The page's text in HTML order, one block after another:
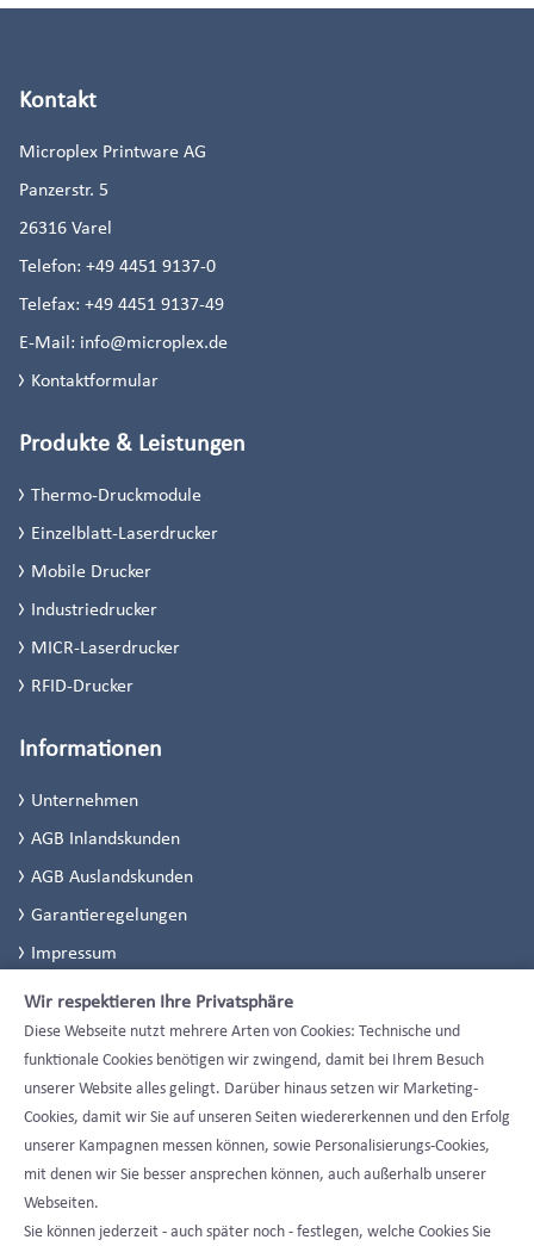
Kontakt
Microplex Printware AG
Panzerstr. 5
26316 Varel
Telefon: +49 4451 9137-0
Telefax: +49 4451 9137-49
E-Mail: info@microplex.de
Kontaktformular
Produkte & Leistungen
Thermo-Druckmodule
Einzelblatt-Laserdrucker
Mobile Drucker
Industriedrucker
MICR-Laserdrucker
RFID-Drucker
Informationen
Unternehmen
AGB Inlandskunden
AGB Auslandskunden
Garantieregelungen
Impressum
Datenschutzerklärung
Datenschutzeinstellungen
Wir respektieren Ihre Privatsphäre
Diese Webseite nutzt mehrere Arten von Cookies: Technische und
funktionale Cookies benötigen wir zwingend, damit bei Ihrem Besuch
unserer Website alles gelingt. Darüber hinaus setzen wir Marketing-
Cookies, damit wir Sie auf unseren Seiten wiedererkennen und den Erfolg
unserer Kampagnen messen können, sowie Personalisierungs-Cookies,
mit denen wir Sie besser ansprechen können, auch außerhalb unserer
Webseiten.
Sie können jederzeit - auch später noch - festlegen, welche Cookies Sie